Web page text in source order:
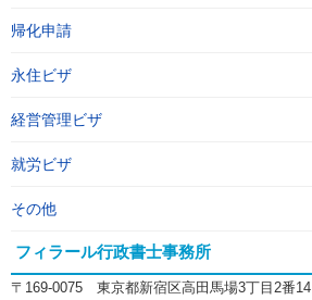
帰化申請
永住ビザ
経営管理ビザ
就労ビザ
その他
フィラール行政書士事務所
〒169-0075 東京都新宿区高田馬場3丁目2番14